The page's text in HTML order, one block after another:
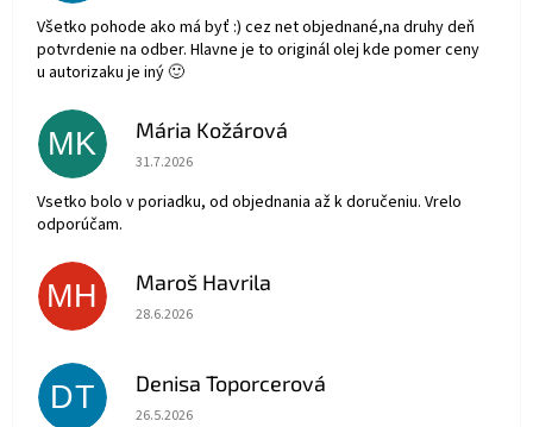
Všetko pohode ako má byť :) cez net objednané,na druhy deň
potvrdenie na odber. Hlavne je to originál olej kde pomer ceny
u autorizaku je iný 🙂
MK Mária Kožárová
Hodnotenie obchodu je 5 z 5 hviezdičiek.
31.7.2026
Vsetko bolo v poriadku, od objednania až k doručeniu. Vrelo
odporúčam.
MH Maroš Havrila
Hodnotenie obchodu je 5 z 5 hviezdičiek.
28.6.2026
DT Denisa Toporcerová
Hodnotenie obchodu je 5 z 5 hviezdičiek.
26.5.2026